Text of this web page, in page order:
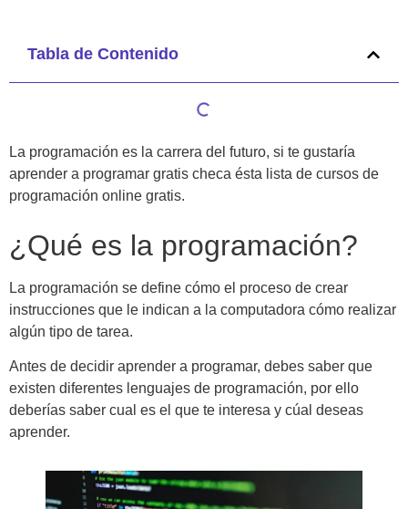
Tabla de Contenido
La programación es la carrera del futuro, si te gustaría
aprender a programar gratis checa ésta lista de cursos de
programación online gratis.
¿Qué es la programación?
La programación se define cómo el proceso de crear
instrucciones que le indican a la computadora cómo realizar
algún tipo de tarea.
Antes de decidir aprender a programar, debes saber que
existen diferentes lenguajes de programación, por ello
deberías saber cual es el que te interesa y cúal deseas
aprender.